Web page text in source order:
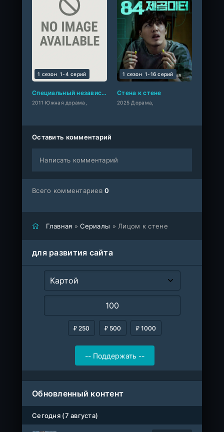
Специальный независимый отдел (мини–сериал 2011)
2011 Южная дорама,
1 сезон 1-4 cерий
Стена к стене
2025 Дорама,
1 сезон 1-16 cерий
Оставить комментарий
Написать комментарий
Всего комментариев0
Главная »Сериалы » Лицом к стене
для развития сайта
₽ 250 ₽ 500 ₽ 1000
Обновленный контент
Сегодня (7 августа)